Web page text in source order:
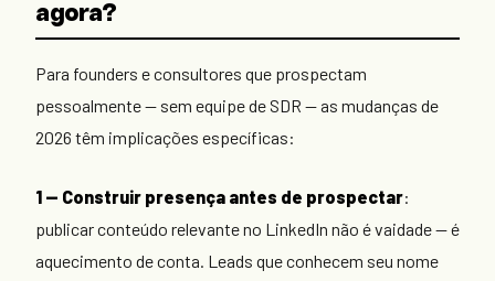
agora?
Para founders e consultores que prospectam
pessoalmente — sem equipe de SDR — as mudanças de
2026 têm implicações específicas:
1 — Construir presença antes de prospectar:
publicar conteúdo relevante no LinkedIn não é vaidade — é
aquecimento de conta. Leads que conhecem seu nome